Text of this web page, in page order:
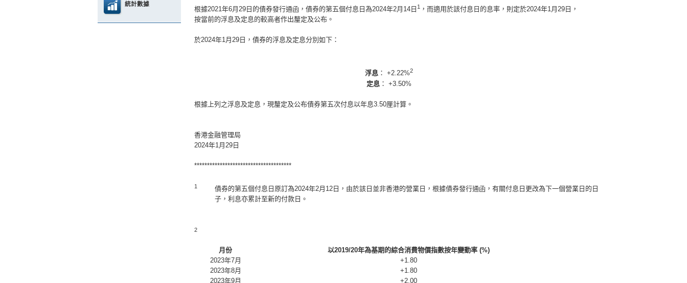
統計數據
根據2021年6月29日的債券發行通函，債券的第五個付息日為2024年2月14日 1 ，而適用於該付息日的息率，則定於2024年1月29日，
按當前的浮息及定息的較高者作出釐定及公布。
於2024年1月29日，債券的浮息及定息分別如下：
浮息 ： +2.22%2
定息 ： +3.50%
根據上列之浮息及定息，現釐定及公布債券第五次付息以年息3.50厘計算。
香港金融管理局
2024年1月29日
**************************************
1
債券的第五個付息日原訂為2024年2月12日，由於該日並非香港的營業日，根據債券發行通函，有關付息日更改為下一個營業日的日
子，利息亦累計至新的付款日。
2
月份
以2019/20年為基期的綜合消費物價指數按年變動率 (%)
2023年7月
+1.80
2023年8月
+1.80
2023年9月
+2.00